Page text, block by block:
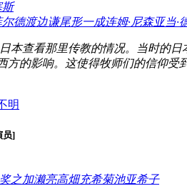
斯
尔德渡边谦尾形一成连姆·尼森亚当·
本查看那里传教的情况。当时的
方的影响。这使得牧师们的信仰
员]
之加濑亮高畑充希菊池亚希子